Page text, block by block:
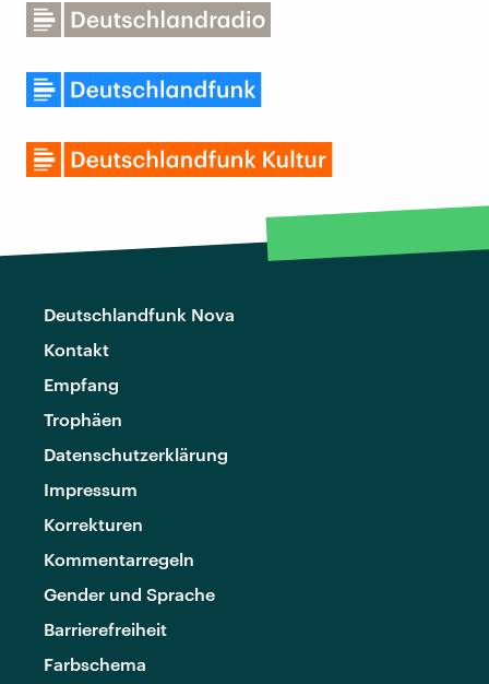
Deutschlandfunk Nova
Kontakt
Empfang
Trophäen
Datenschutzerklärung
Impressum
Korrekturen
Kommentarregeln
Gender und Sprache
Barrierefreiheit
Farbschema